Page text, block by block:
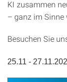
KI zusammen
– ganz im Sinne
Besuchen Sie
25.11 -